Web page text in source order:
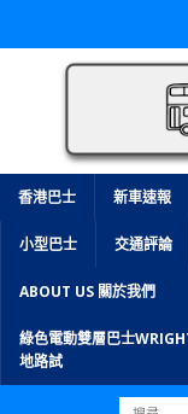
香港巴士 新車速報
小型巴士 交通評論
ABOUT US 關於我們
綠色電動雙層巴士
地路試